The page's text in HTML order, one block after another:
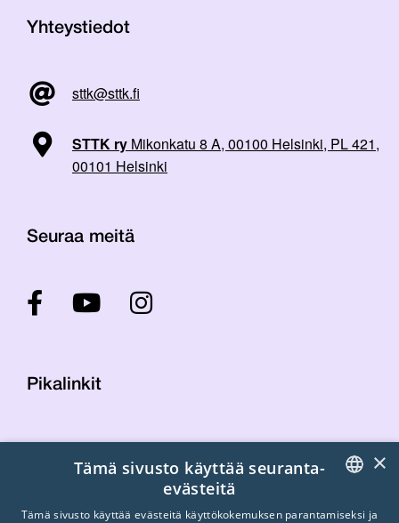
Yhteystiedot
sttk@sttk.fi
STTK ry Mikonkatu 8 A, 00100 Helsinki, PL 421,
00101 Helsinki
Seuraa meitä
Pikalinkit
Laskutustiedot
Tietosuojaseloste
FINNISH
×
Tämä sivusto käyttää seuranta-
evästeitä
Tämä sivusto käyttää evästeitä käyttökokemuksen parantamiseksi ja